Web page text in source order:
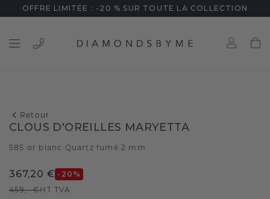
OFFRE LIMITÉE : -20 % SUR TOUTE LA COLLECTION
Retour
CLOUS D'OREILLES MARYETTA
585 or blanc Quartz fumé 2 mm
367,20 € -20 %
459,- €HT TVA